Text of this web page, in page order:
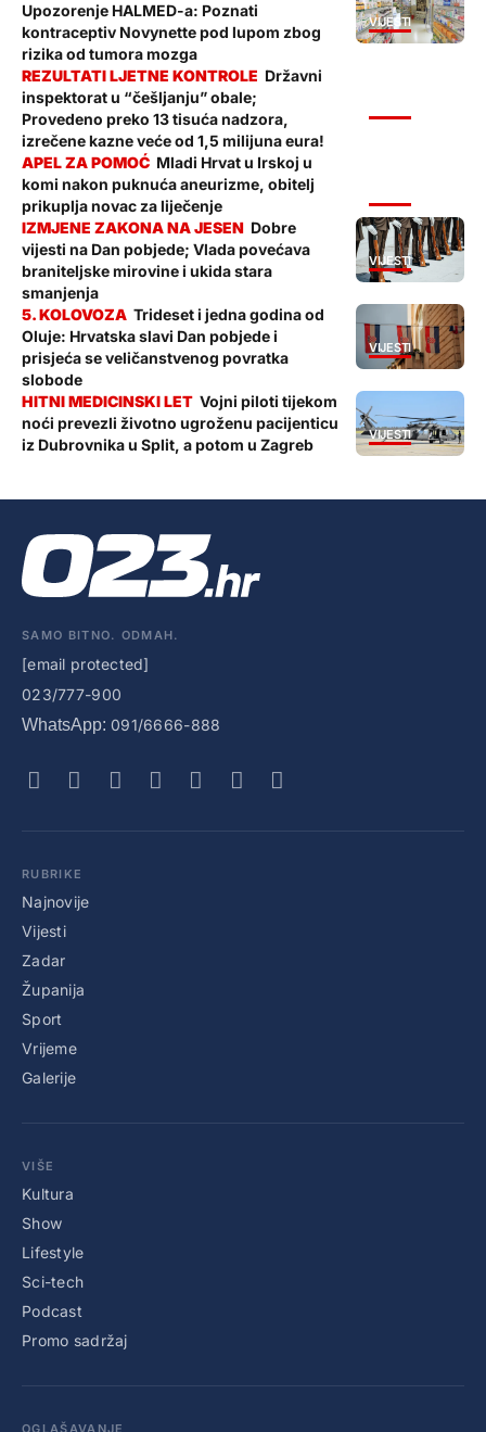
VIJESTI
Upozorenje HALMED-a: Poznati
kontraceptiv Novynette pod lupom zbog
rizika od tumora mozga
Državni
inspektorat u “češljanju” obale;
Provedeno preko 13 tisuća nadzora,
izrečene kazne veće od 1,5 milijuna eura!
Mladi Hrvat u Irskoj u
komi nakon puknuća aneurizme, obitelj
prikuplja novac za liječenje
VIJESTI
Dobre
vijesti na Dan pobjede; Vlada povećava
braniteljske mirovine i ukida stara
smanjenja
VIJESTI
Trideset i jedna godina od
Oluje: Hrvatska slavi Dan pobjede i
prisjeća se veličanstvenog povratka
slobode
VIJESTI
Vojni piloti tijekom
noći prevezli životno ugroženu pacijenticu
iz Dubrovnika u Split, a potom u Zagreb
SAMO BITNO. ODMAH.
[email protected]
023/777-900
WhatsApp: 091/6666-888
RUBRIKE
Najnovije
Vijesti
Zadar
Županija
Sport
Vrijeme
Galerije
VIŠE
Kultura
Show
Lifestyle
Sci-tech
Podcast
Promo sadržaj
OGLAŠAVANJE